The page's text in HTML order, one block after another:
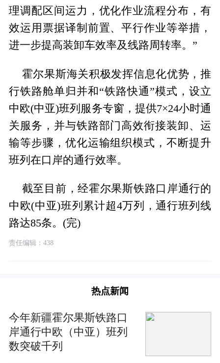
理调配区间运力，优化作业流程分布，有
效运用票据译制前置、平行作业等举措，
进一步提高装卸车效率及线路周转率。”
霍尔果斯海关积极发挥信息化优势，推
行铁路舱单归并和“铁路快通”模式，设立
中欧(中亚)班列服务专窗，提供7×24小时通
关服务，并与铁路部门高效衔接装卸、运
输等步骤，优化运输组织模式，不断提升
班列在口岸的通行效率。
截至目前，经霍尔果斯铁路口岸通行的
中欧(中亚)班列累计超4万列，通行班列线
路达85条。(完)
责任编辑：438
热点新闻
今年新疆霍尔果斯铁路口
岸通行中欧（中亚）班列
数突破千列